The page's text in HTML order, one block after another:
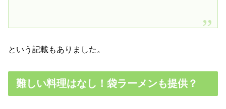
という記載もありました。
難しい料理はなし！袋ラーメンも提供？